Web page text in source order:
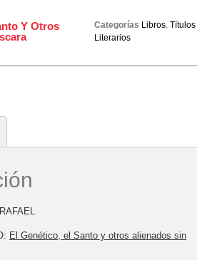
Y Otros
Categorías Libros, Títulos
Literarios
El Genético, el Santo y otros alienados sin